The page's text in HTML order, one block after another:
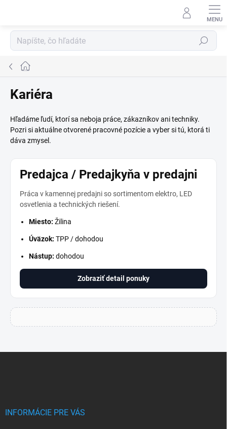
Hľadať
Domov
Kariéra
Hľadáme ľudí, ktorí sa neboja práce, zákazníkov ani techniky.
Pozri si aktuálne otvorené pracovné pozície a vyber si tú, ktorá ti
dáva zmysel.
Predajca / Predajkyňa v predajni
Práca v kamennej predajni so sortimentom elektro, LED
osvetlenia a technických riešení.
Miesto: Žilina
Úväzok: TPP / dohodou
Nástup: dohodou
Zobraziť detail ponuky
INFORMÁCIE PRE VÁS